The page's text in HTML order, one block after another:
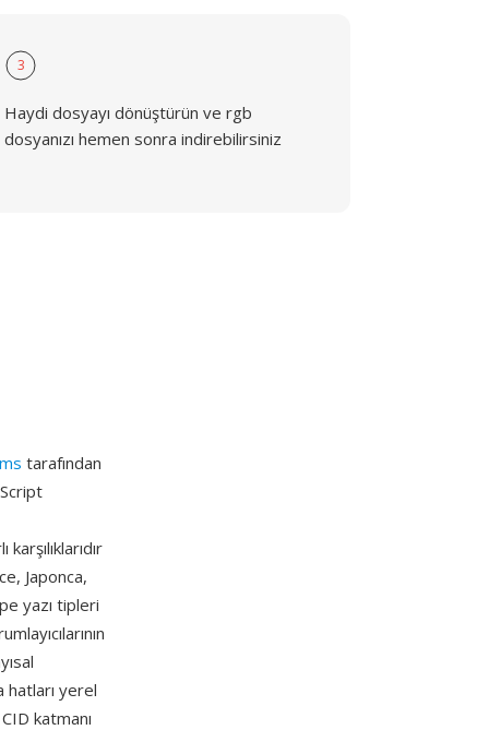
3
Haydi dosyayı dönüştürün ve rgb
dosyanızı hemen sonra indirebilirsiniz
tarafından
Japonca,
yazı tipleri
hatları yerel
katmanı